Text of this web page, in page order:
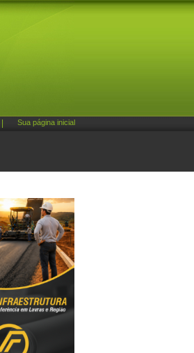
Sua página inicial